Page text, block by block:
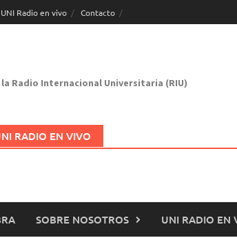
UNI Radio en vivo Contacto
la Radio Internacional Universitaria (RIU)
RADIO EN VIVO
SOBRE NOSOTROS UNI RADIO EN